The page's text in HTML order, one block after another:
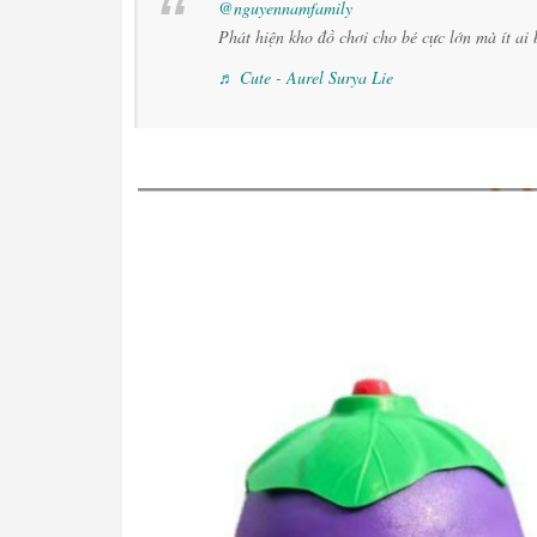
@nguyennamfamily
Phát hiện kho đồ chơi cho bé cực lớn mà ít ai
♬ Cute - Aurel Surya Lie